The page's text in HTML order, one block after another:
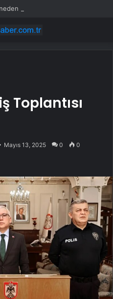
Toplantısı
Mayıs 13, 2025 0 0